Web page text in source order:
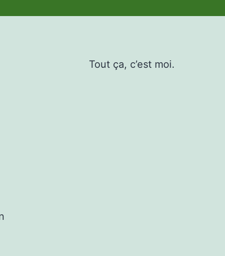
Tout ça, c’est moi.